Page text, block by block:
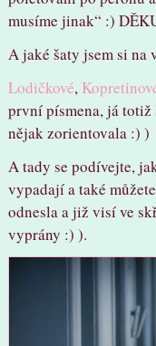
musíme jinak“ :)
A jaké šaty jsem si na
Lodičkové,
první písmena, já totiž
nějak zorientovala :) )
A tady se podívejte,
vypadají a také
odnesla a již visí ve
vyprány :) ).